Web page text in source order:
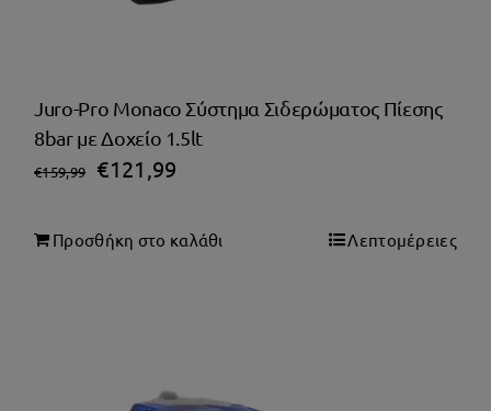
Juro-Pro Monaco Σύστημα Σιδερώματος Πίεσης
8bar με Δοχείο 1.5lt
€159,99
Original
was:
€121,99
τιμή
Προσθήκη στο καλάθι Λεπτομέρειες